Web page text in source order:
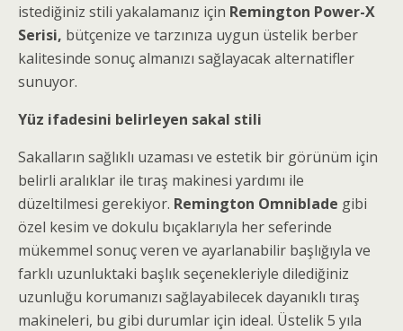
istediğiniz stili yakalamanız için Remington Power-X
Serisi, bütçenize ve tarzınıza uygun üstelik berber
kalitesinde sonuç almanızı sağlayacak alternatifler
sunuyor.
Yüz ifadesini belirleyen sakal stili
Sakalların sağlıklı uzaması ve estetik bir görünüm için
belirli aralıklar ile tıraş makinesi yardımı ile
düzeltilmesi gerekiyor. Remington Omniblade gibi
özel kesim ve dokulu bıçaklarıyla her seferinde
mükemmel sonuç veren ve ayarlanabilir başlığıyla ve
farklı uzunluktaki başlık seçenekleriyle dilediğiniz
uzunluğu korumanızı sağlayabilecek dayanıklı tıraş
makineleri, bu gibi durumlar için ideal. Üstelik 5 yıla